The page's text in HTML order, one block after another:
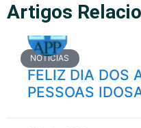
Artigos
NOTÍCIAS
FELIZ DIA DOS
PESSOAS